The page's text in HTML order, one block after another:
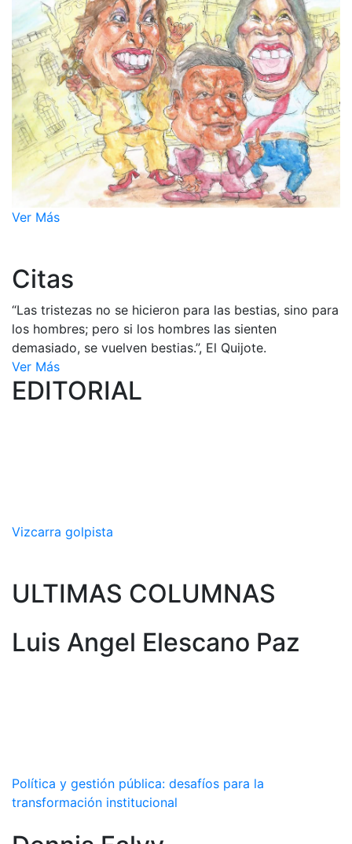
Ver Más
Citas
“Las tristezas no se hicieron para las bestias, sino para
los hombres; pero si los hombres las sienten
demasiado, se vuelven bestias.”, El Quijote.
Ver Más
EDITORIAL
Vizcarra golpista
ULTIMAS COLUMNAS
Luis Angel Elescano Paz
Política y gestión pública: desafíos para la
transformación institucional